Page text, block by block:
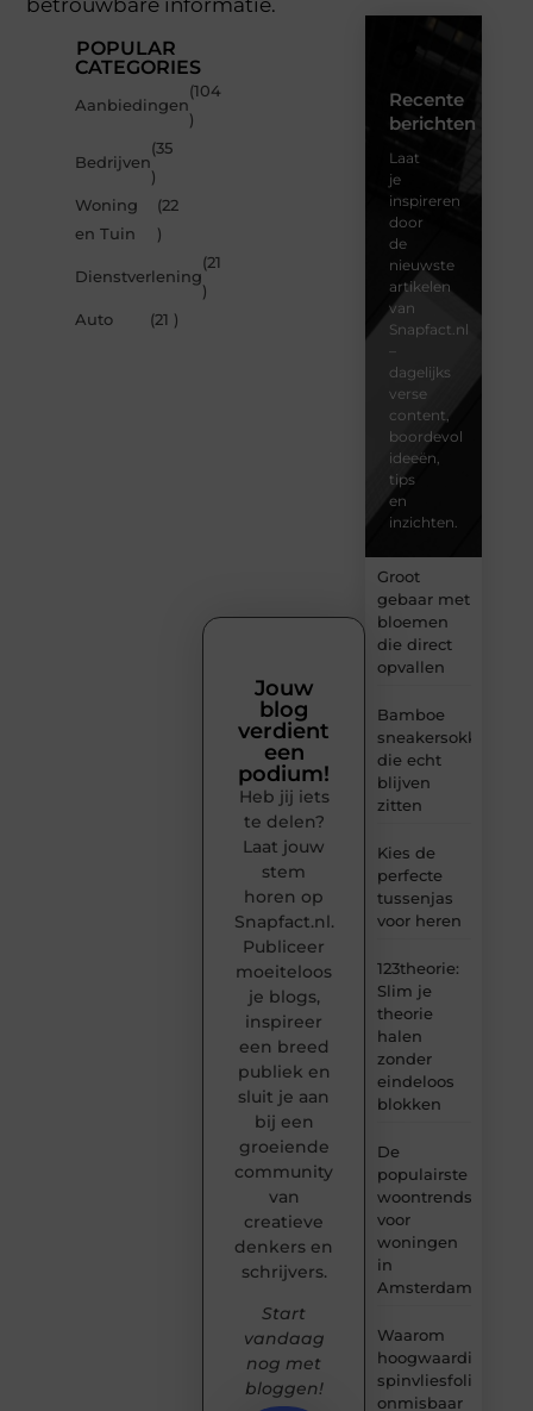
betrouwbare informatie.
POPULAR
CATEGORIES
Aanbiedingen
(104
)
Bedrijven
(35
)
Woning
en Tuin
(22
)
Dienstverlening
(21
)
Auto
(21 )
Recente
berichten
Laat
je
inspireren
door
de
nieuwste
artikelen
van
Snapfact.nl
–
dagelijks
verse
content,
boordevol
ideeën,
tips
en
inzichten.
Groot
gebaar met
bloemen
die direct
opvallen
Bamboe
sneakersokken
die echt
blijven
zitten
Kies de
perfecte
tussenjas
voor heren
123theorie:
Slim je
theorie
halen
zonder
eindeloos
blokken
De
populairste
woontrends
voor
woningen
in
Amsterdam
Waarom
hoogwaardige
spinvliesfolie
onmisbaar
Jouw
blog
verdient
een
podium!
Heb jij iets
te delen?
Laat jouw
stem
horen op
Snapfact.nl.
Publiceer
moeiteloos
je blogs,
inspireer
een breed
publiek en
sluit je aan
bij een
groeiende
community
van
creatieve
denkers en
schrijvers.
Start
vandaag
nog met
bloggen!